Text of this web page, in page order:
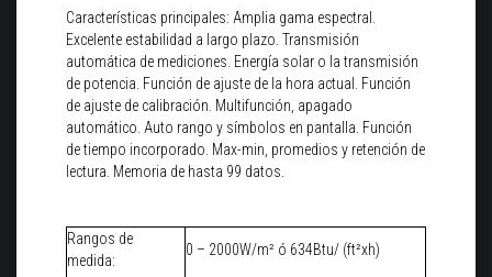
Características principales: Amplia gama espectral.
Excelente estabilidad a largo plazo. Transmisión
automática de mediciones. Energía solar o la transmisión
de potencia. Función de ajuste de la hora actual. Función
de ajuste de calibración. Multifunción, apagado
automático. Auto rango y símbolos en pantalla. Función
de tiempo incorporado. Max-min, promedios y retención de
lectura. Memoria de hasta 99 datos.
Rangos de
medida:
0 – 2000W/m² ó 634Btu/ (ft²xh)